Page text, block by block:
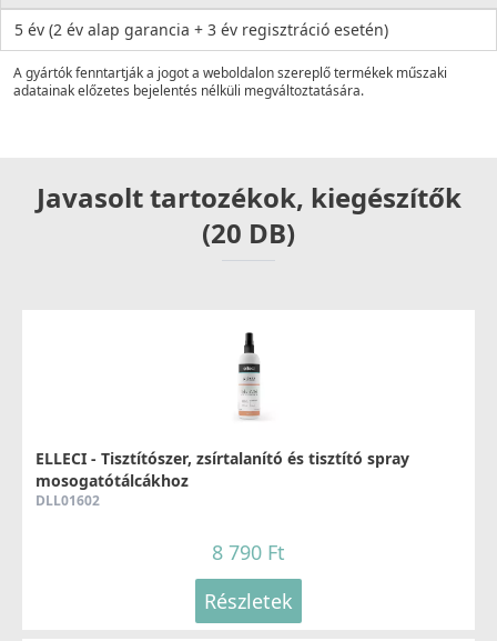
5 év (2 év alap garancia + 3 év regisztráció esetén)
A gyártók fenntartják a jogot a weboldalon szereplő termékek műszaki
adatainak előzetes bejelentés nélküli megváltoztatására.
Javasolt tartozékok, kiegészítők
(20 DB)
ELLECI - Tisztítószer, zsírtalanító és tisztító spray
mosogatótálcákhoz
DLL01602
8 790 Ft
Részletek